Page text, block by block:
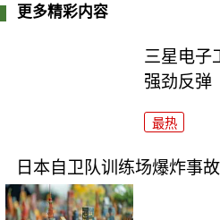
更多精彩内容
三星电子
强劲反弹
最热
日本自卫队训练场爆炸事